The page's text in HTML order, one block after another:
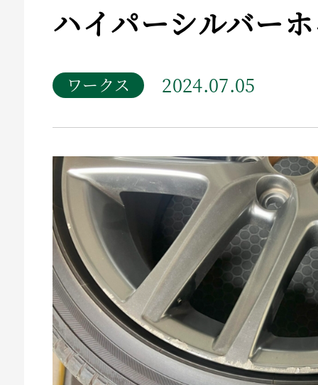
ハイパーシルバー
ワークス 2024.07.05